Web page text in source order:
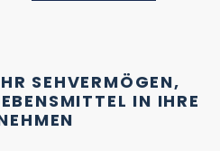
SEHVERMÖGEN,
IN IHRE